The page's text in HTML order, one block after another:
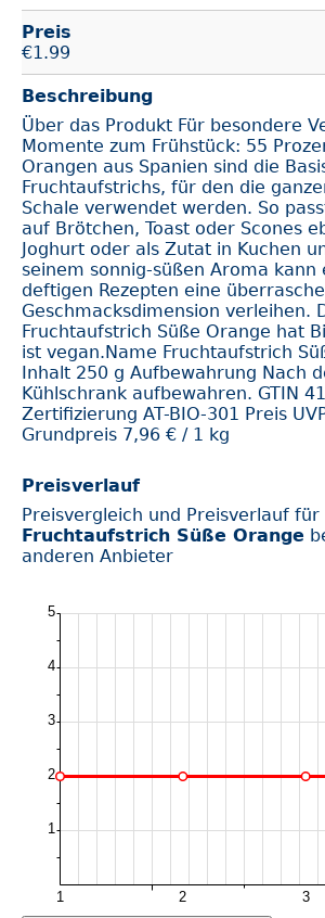
Preis
€1.99
Beschreibung
Über das Produkt Für besondere
Momente zum Frühstück: 55
Orangen aus Spanien sind die
Fruchtaufstrichs, für den die
Schale verwendet werden. So
auf Brötchen, Toast oder Scones
Joghurt oder als Zutat in Kuchen
seinem sonnig-süßen Aroma kann
deftigen Rezepten eine
Geschmacksdimension verleihen.
Fruchtaufstrich Süße Orange hat
ist vegan.Name Fruchtaufstrich
Inhalt 250 g Aufbewahrung Nach
Kühlschrank aufbewahren. GTIN
Zertifizierung AT-BIO-301 Preis
Grundpreis 7,96 € / 1 kg
Preisverlauf
Preisvergleich und Preisverlauf für
Fruchtaufstrich Süße Orange
anderen Anbieter